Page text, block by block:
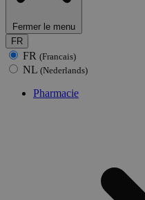
Fermer le menu
FR
FR (Francais)
NL (Nederlands)
Pharmacie